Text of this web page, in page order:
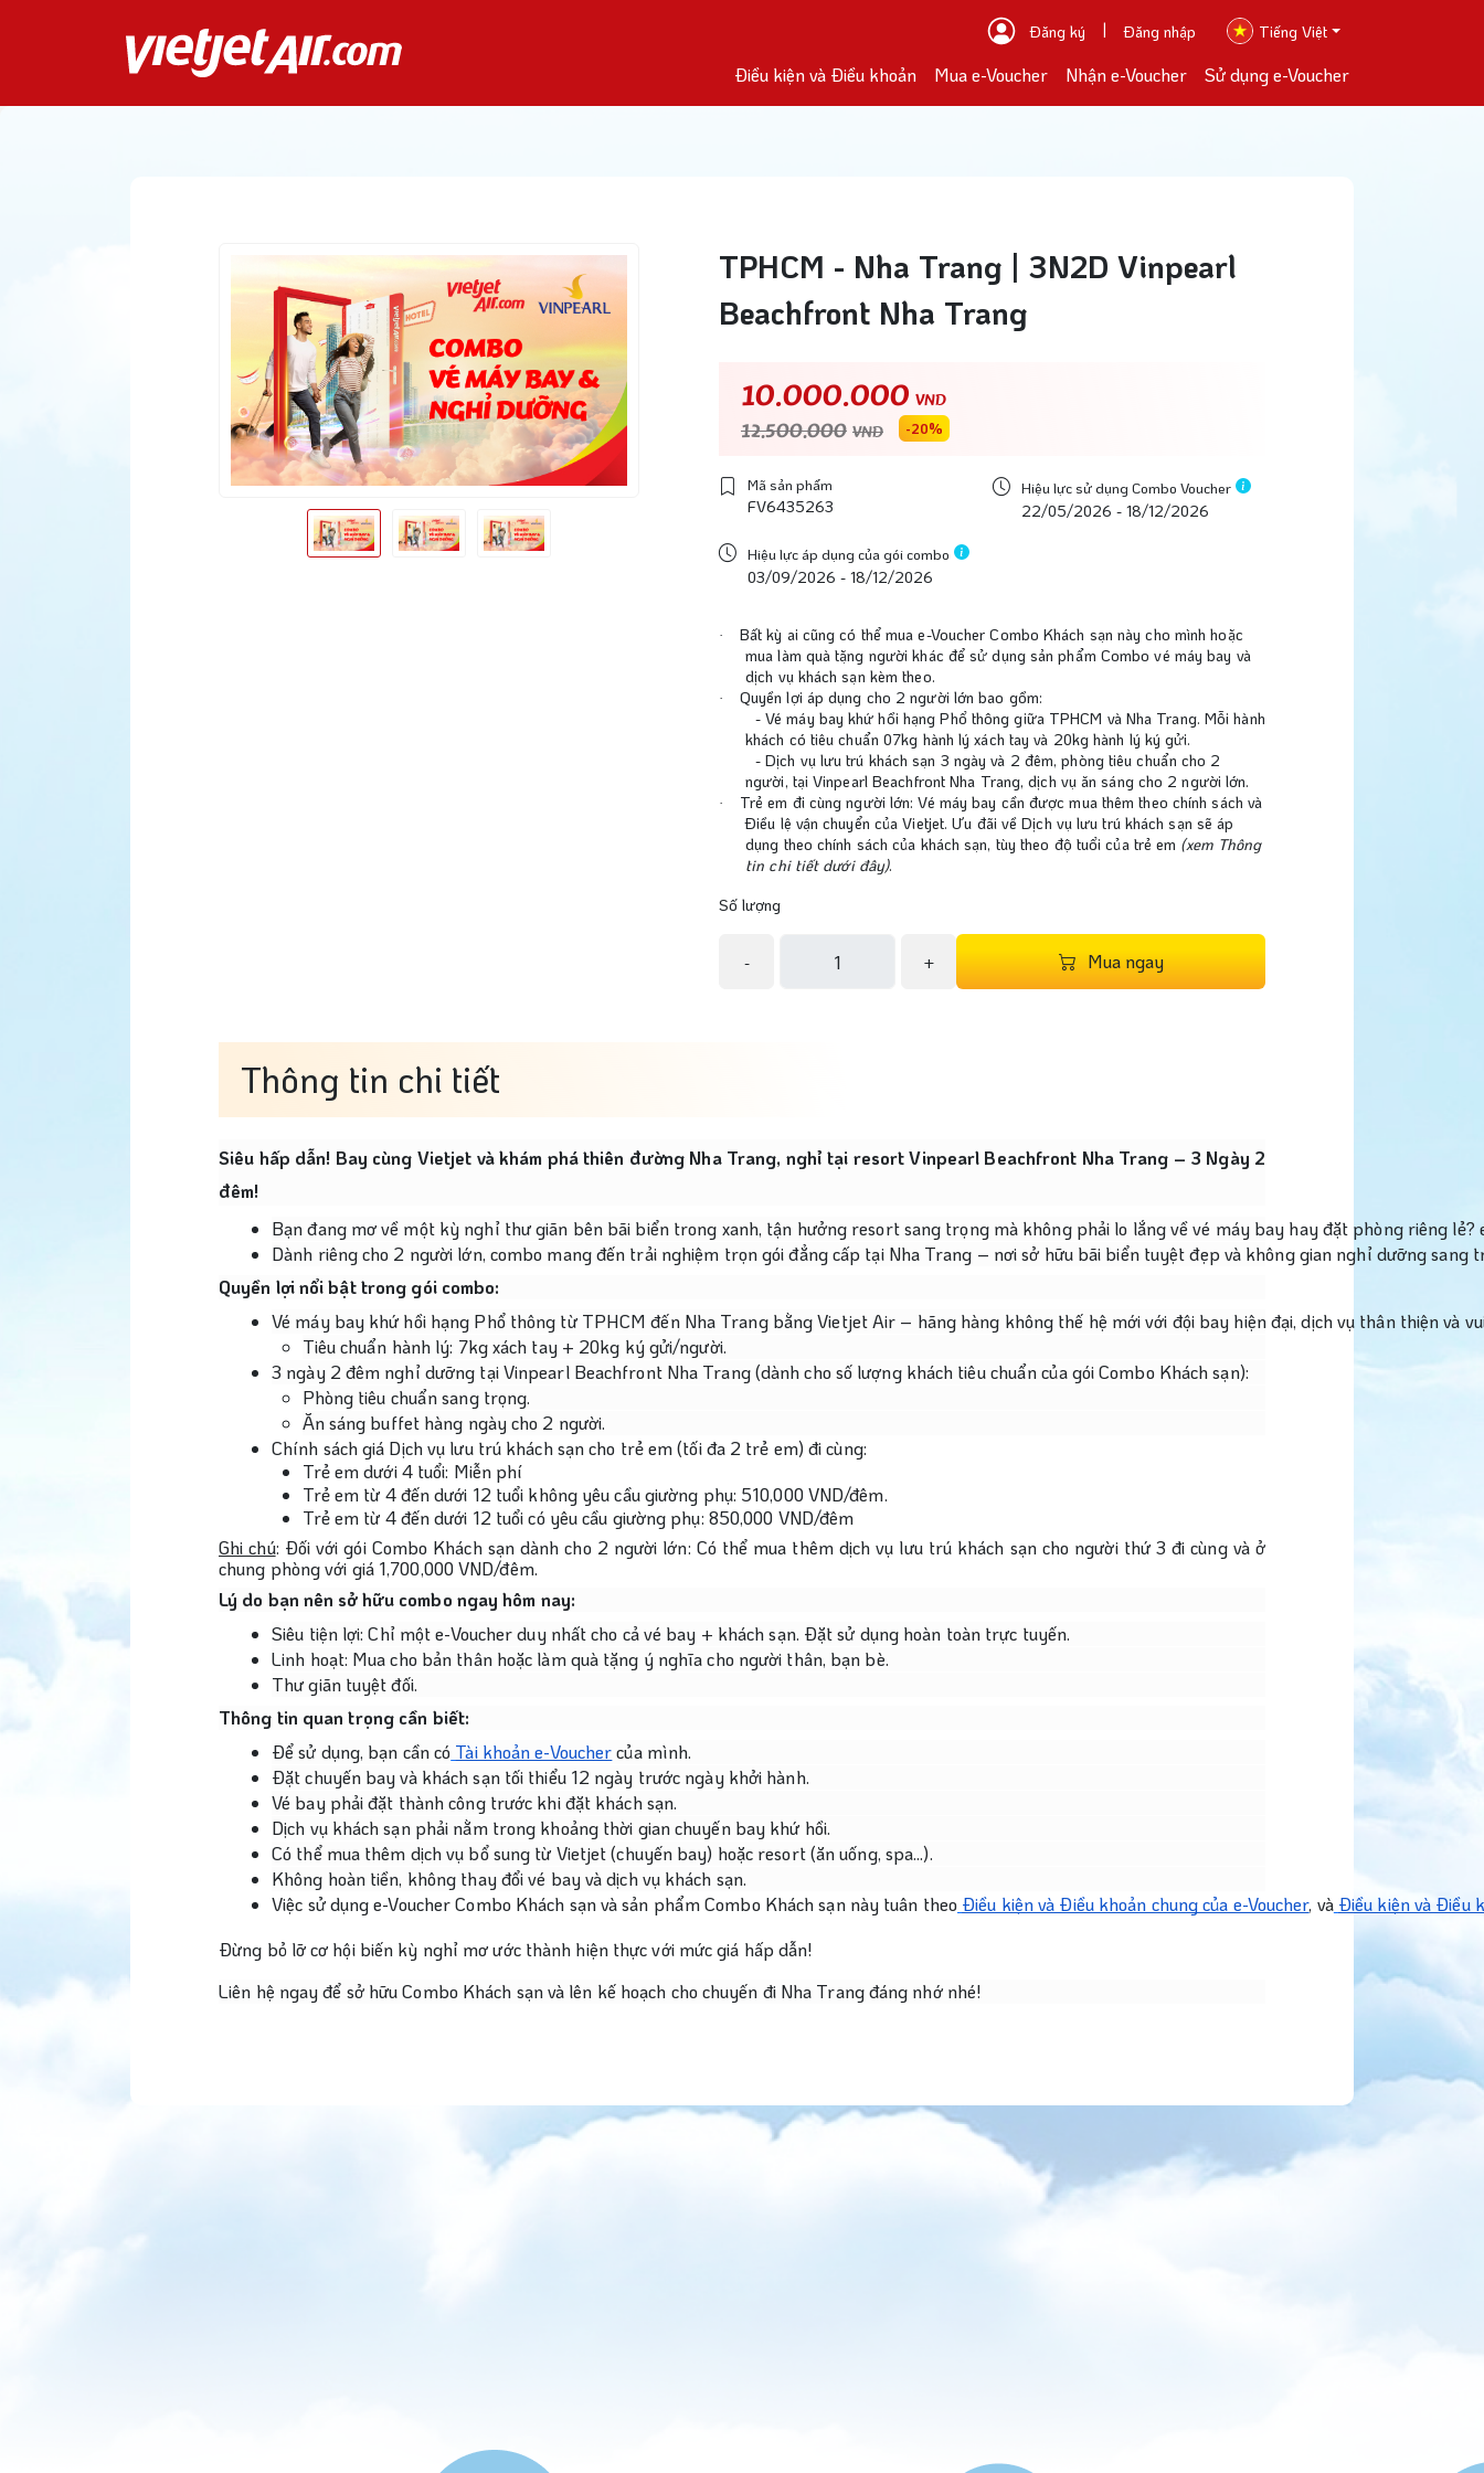
Đăng ký | Đăng nhập Tiếng Việt
Điều kiện và Điều khoản Mua e-Voucher Nhận e-Voucher Sử dụng e-Voucher
TPHCM - Nha Trang | 3N2D Vinpearl
Beachfront Nha Trang
10.000.000 VND
12.500.000 VND -20%
Mã sản phẩm
FV6435263
Hiệu lực sử dụng Combo Voucher
22/05/2026 - 18/12/2026
Hiệu lực áp dụng của gói combo
03/09/2026 - 18/12/2026
·
Bất kỳ ai cũng có thể mua e-Voucher Combo Khách sạn này cho mình hoặc
mua làm quà tặng người khác để sử dụng sản phẩm Combo vé máy bay và
dịch vụ khách sạn kèm theo.
·
Quyền lợi áp dụng cho 2 người lớn bao gồm:
- Vé máy bay khứ hồi hạng Phổ thông giữa TPHCM và Nha Trang. Mỗi hành
khách có tiêu chuẩn 07kg hành lý xách tay và 20kg hành lý ký gửi.
- Dịch vụ lưu trú khách sạn 3 ngày và 2 đêm, phòng tiêu chuẩn cho 2
người, tại Vinpearl Beachfront Nha Trang, dịch vụ ăn sáng cho 2 người lớn.
·
Trẻ em đi cùng người lớn: Vé máy bay cần được mua thêm theo chính sách và
Điều lệ vận chuyển của Vietjet. Ưu đãi về Dịch vụ lưu trú khách sạn sẽ áp
dụng theo chính sách của khách sạn, tùy theo độ tuổi của trẻ em (xem Thông
tin chi tiết dưới đây).
Số lượng
- + Mua ngay
Thông tin chi tiết
Siêu hấp dẫn! Bay cùng Vietjet và khám phá thiên đường Nha Trang, nghỉ tại resort Vinpearl Beachfront Nha Trang – 3 Ngày 2
đêm!
Bạn đang mơ về một kỳ nghỉ thư giãn bên bãi biển trong xanh, tận hưởng resort sang trọng mà không phải lo lắng về vé máy bay hay đặt phòng riêng lẻ?
Dành riêng cho 2 người lớn, combo mang đến trải nghiệm trọn gói đẳng cấp tại Nha Trang – nơi sở hữu bãi biển tuyệt đẹp và không gian nghỉ dưỡng sang
Quyền lợi nổi bật trong gói combo:
Vé máy bay khứ hồi hạng Phổ thông từ TPHCM đến Nha Trang bằng Vietjet Air – hãng hàng không thế hệ mới với đội bay hiện đại, dịch vụ thân thiện và
Tiêu chuẩn hành lý: 7kg xách tay + 20kg ký gửi/người.
3 ngày 2 đêm nghỉ dưỡng tại Vinpearl Beachfront Nha Trang (dành cho số lượng khách tiêu chuẩn của gói Combo Khách sạn):
Phòng tiêu chuẩn sang trọng.
Ăn sáng buffet hàng ngày cho 2 người.
Chính sách giá Dịch vụ lưu trú khách sạn cho trẻ em (tối đa 2 trẻ em) đi cùng:
Trẻ em dưới 4 tuổi: Miễn phí
Trẻ em từ 4 đến dưới 12 tuổi không yêu cầu giường phụ: 510,000 VND/đêm.
Trẻ em từ 4 đến dưới 12 tuổi có yêu cầu giường phụ: 850,000 VND/đêm
Ghi chú: Đối với gói Combo Khách sạn dành cho 2 người lớn: Có thể mua thêm dịch vụ lưu trú khách sạn cho người thứ 3 đi cùng và ở
chung phòng với giá 1,700,000 VND/đêm.
Lý do bạn nên sở hữu combo ngay hôm nay:
Siêu tiện lợi: Chỉ một e-Voucher duy nhất cho cả vé bay + khách sạn. Đặt sử dụng hoàn toàn trực tuyến.
Linh hoạt: Mua cho bản thân hoặc làm quà tặng ý nghĩa cho người thân, bạn bè.
Thư giãn tuyệt đối.
Thông tin quan trọng cần biết:
Để sử dụng, bạn cần có Tài khoản e-Voucher của mình.
Đặt chuyến bay và khách sạn tối thiểu 12 ngày trước ngày khởi hành.
Vé bay phải đặt thành công trước khi đặt khách sạn.
Dịch vụ khách sạn phải nằm trong khoảng thời gian chuyến bay khứ hồi.
Có thể mua thêm dịch vụ bổ sung từ Vietjet (chuyến bay) hoặc resort (ăn uống, spa...).
Không hoàn tiền, không thay đổi vé bay và dịch vụ khách sạn.
Việc sử dụng e-Voucher Combo Khách sạn và sản phẩm Combo Khách sạn này tuân theo Điều kiện và Điều khoản chung của e-Voucher, và Điều kiện và Điều
Đừng bỏ lỡ cơ hội biến kỳ nghỉ mơ ước thành hiện thực với mức giá hấp dẫn!
Liên hệ ngay để sở hữu Combo Khách sạn và lên kế hoạch cho chuyến đi Nha Trang đáng nhớ nhé!